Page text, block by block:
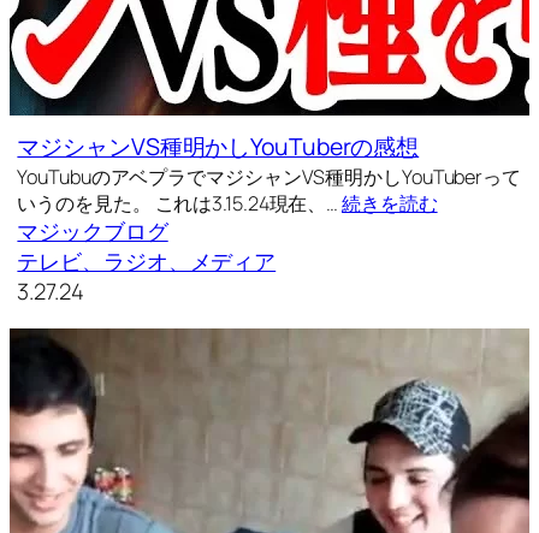
マジシャンVS種明かしYouTuberの感想
YouTubuのアベプラでマジシャンVS種明かしYouTuberって
いうのを見た。 これは3.15.24現在、…続きを読む
マジックブログ
テレビ、ラジオ、メディア
3.27.24